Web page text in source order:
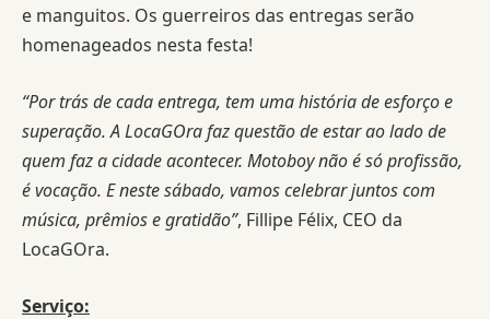
e manguitos. Os guerreiros das entregas serão
homenageados nesta festa!
“Por trás de cada entrega, tem uma história de esforço e
superação. A LocaGOra faz questão de estar ao lado de
quem faz a cidade acontecer. Motoboy não é só profissão,
é vocação. E neste sábado, vamos celebrar juntos com
música, prêmios e gratidão”, Fillipe Félix, CEO da
LocaGOra.
Serviço: